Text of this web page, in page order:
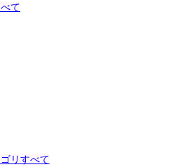
て
リすべて